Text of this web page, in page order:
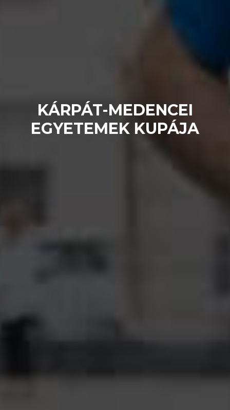
KÁRPÁT-MEDENCEI
EGYETEMEK KUPÁJA